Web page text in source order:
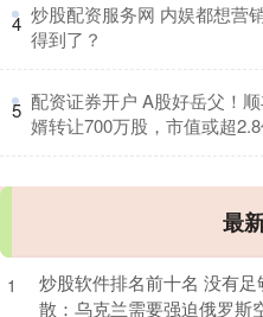
4 炒股配资服务网 内娱都想营
得到了？
5 配资证券开户 A股好岳父！
婿转让700万股，市值或超
最
1
炒股软件排名前十名 没有足
散：乌克兰需要强迫俄罗斯